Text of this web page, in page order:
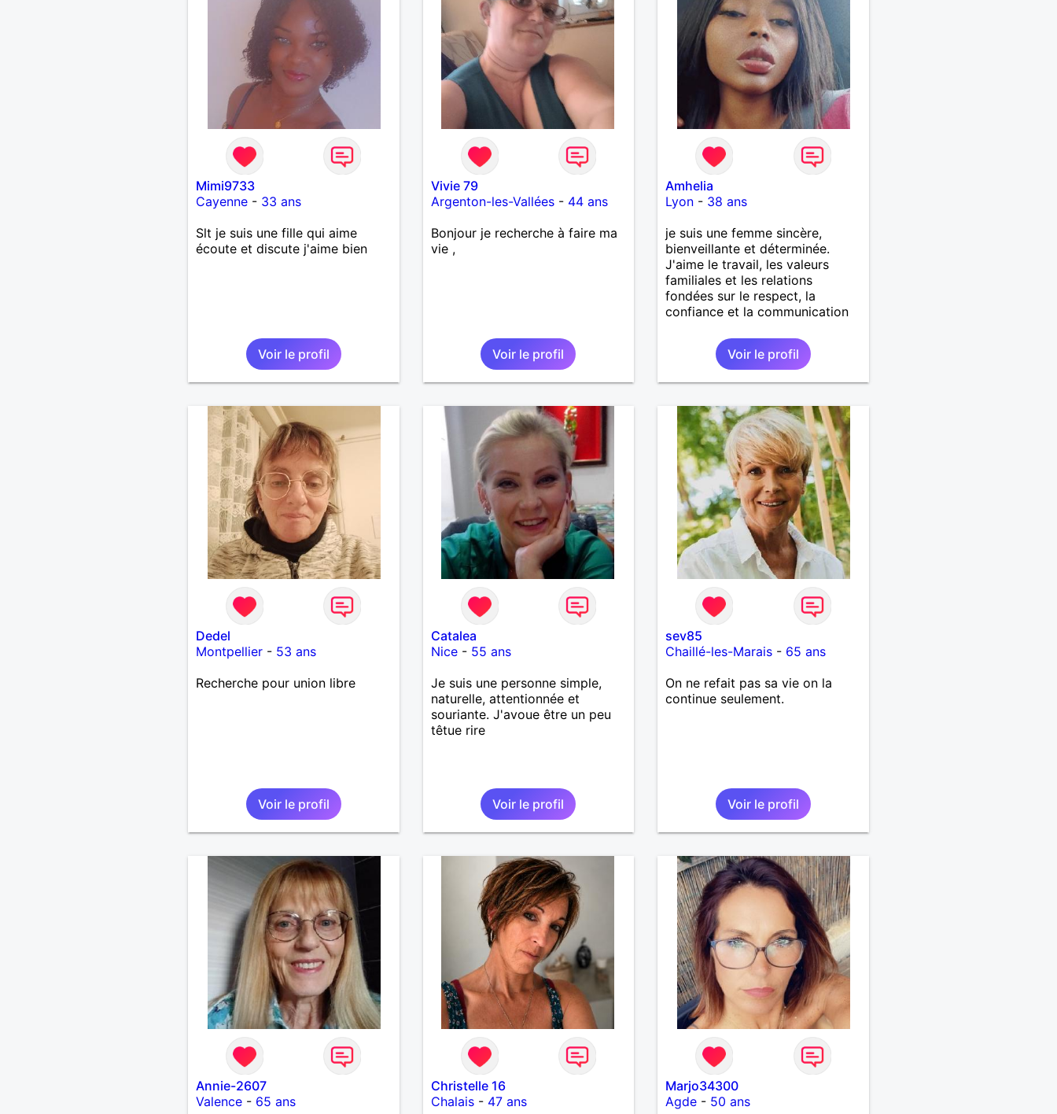
Mimi9733
Cayenne- 33 ans
Slt je suis une fille qui aime
écoute et discute j'aime bien
Voir le profil
Vivie 79
Argenton-les-Vallées- 44 ans
Bonjour je recherche à faire ma
vie ,
Voir le profil
Amhelia
Lyon - 38 ans
je suis une femme sincère,
bienveillante et déterminée.
J'aime le travail, les valeurs
familiales et les relations
fondées sur le respect, la
confiance et la communication
Voir le profil
Dedel
Montpellier- 53 ans
Recherche pour union libre
Voir le profil
Catalea
Nice- 55 ans
Je suis une personne simple,
naturelle, attentionnée et
souriante. J'avoue être un peu
têtue rire
Voir le profil
sev85
Chaillé-les-Marais - 65 ans
On ne refait pas sa vie on la
continue seulement.
Voir le profil
Annie-2607
Valence- 65 ans
Christelle 16
Chalais- 47 ans
Marjo34300
Agde - 50 ans